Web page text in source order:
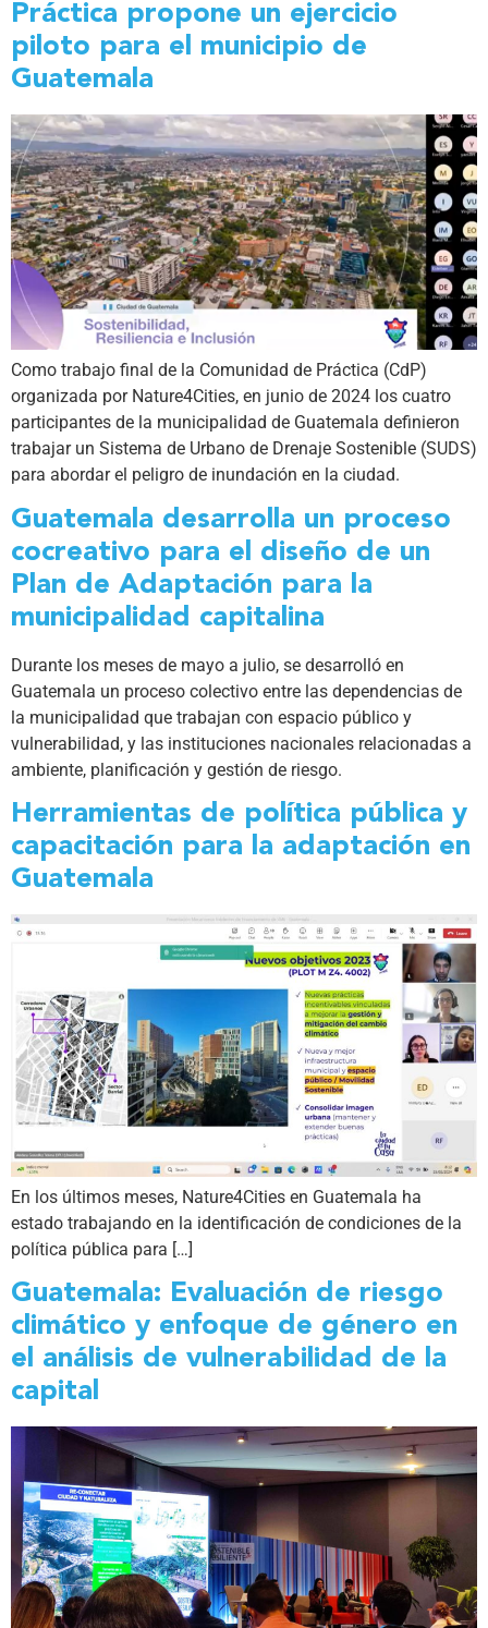
Práctica propone un ejercicio
piloto para el municipio de
Guatemala
Como trabajo final de la Comunidad de Práctica (CdP)
organizada por Nature4Cities, en junio de 2024 los cuatro
participantes de la municipalidad de Guatemala definieron
trabajar un Sistema de Urbano de Drenaje Sostenible (SUDS)
para abordar el peligro de inundación en la ciudad.
Guatemala desarrolla un proceso
cocreativo para el diseño de un
Plan de Adaptación para la
municipalidad capitalina
Durante los meses de mayo a julio, se desarrolló en
Guatemala un proceso colectivo entre las dependencias de
la municipalidad que trabajan con espacio público y
vulnerabilidad, y las instituciones nacionales relacionadas a
ambiente, planificación y gestión de riesgo.
Herramientas de política pública y
capacitación para la adaptación en
Guatemala
En los últimos meses, Nature4Cities en Guatemala ha
estado trabajando en la identificación de condiciones de la
política pública para […]
Guatemala: Evaluación de riesgo
climático y enfoque de género en
el análisis de vulnerabilidad de la
capital